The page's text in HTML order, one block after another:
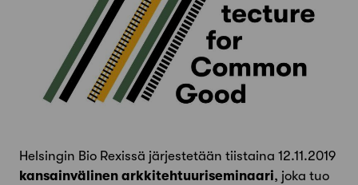
Helsingin Bio Rexissä järjestetään tiistaina 12.11.2019
kansainvälinen arkkitehtuuriseminaari, joka tuo